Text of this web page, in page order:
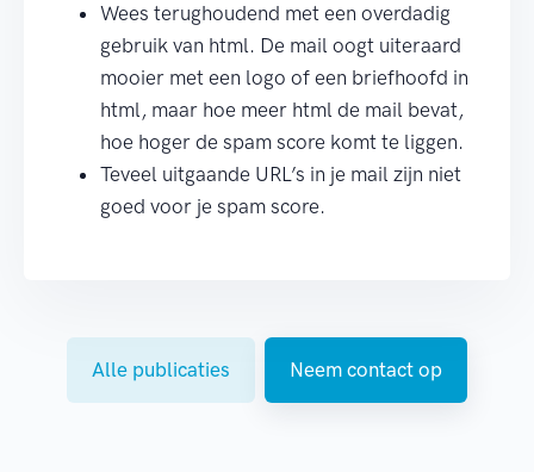
Wees terughoudend met een overdadig
gebruik van html. De mail oogt uiteraard
mooier met een logo of een briefhoofd in
html, maar hoe meer html de mail bevat,
hoe hoger de spam score komt te liggen.
Teveel uitgaande URL’s in je mail zijn niet
goed voor je spam score.
Alle publicaties Neem contact op